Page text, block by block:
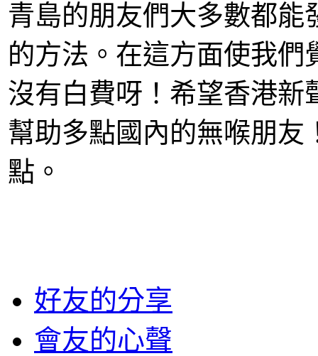
青島的朋友們大多數都能
的方法。在這方面使我
沒有白費呀！希望香港新
幫助多點國內的無喉朋友
點。
好友的分享
會友的心聲